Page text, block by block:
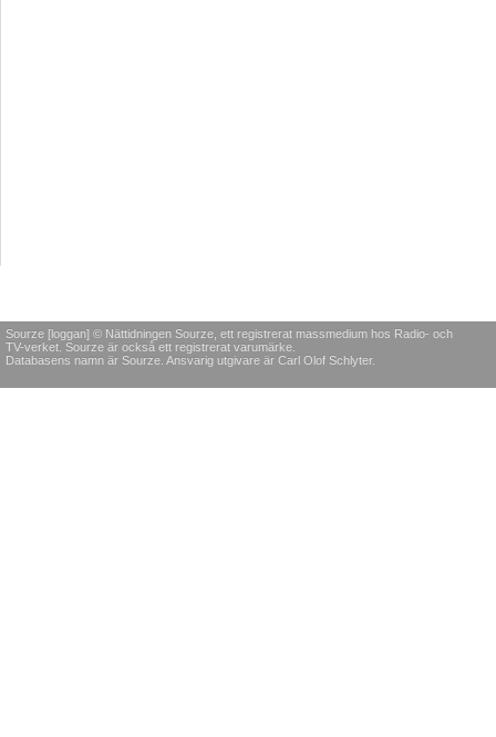
Sourze [loggan] © Nättidningen Sourze, ett registrerat massmedium hos Radio- och
TV-verket. Sourze är också ett registrerat varumärke.
Databasens namn är Sourze. Ansvarig utgivare är Carl Olof Schlyter.